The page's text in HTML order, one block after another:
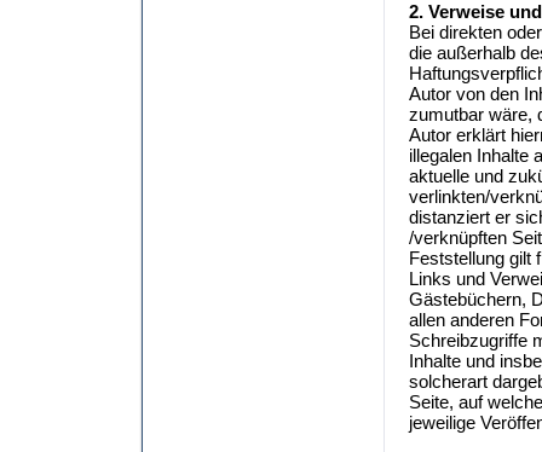
2. Verweise
Bei direkten
die außerhalb
Autor von den
zumutbar wäre,
Autor erklärt
illegalen Inhalte
aktuelle und
verlinkten/
distanziert er
/verknüpften
Feststellung gilt
Links und
Gästebüchern,
allen anderen
Schreibzugriffe
Inhalte und
solcherart
Seite, auf
jeweilige